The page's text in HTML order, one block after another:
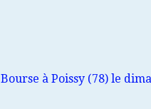
Bourse à Poissy (78) le